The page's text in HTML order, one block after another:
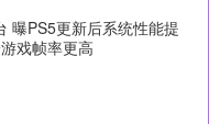
曝PS5更新后系统性能提
戏帧率更高